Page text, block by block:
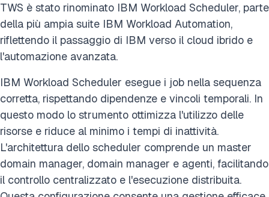
TWS è stato rinominato IBM Workload Scheduler, parte
della più ampia suite IBM Workload Automation,
riflettendo il passaggio di IBM verso il cloud ibrido e
l'automazione avanzata.
IBM Workload Scheduler esegue i job nella sequenza
corretta, rispettando dipendenze e vincoli temporali. In
questo modo lo strumento ottimizza l'utilizzo delle
risorse e riduce al minimo i tempi di inattività.
L'architettura dello scheduler comprende un master
domain manager, domain manager e agenti, facilitando
il controllo centralizzato e l'esecuzione distribuita.